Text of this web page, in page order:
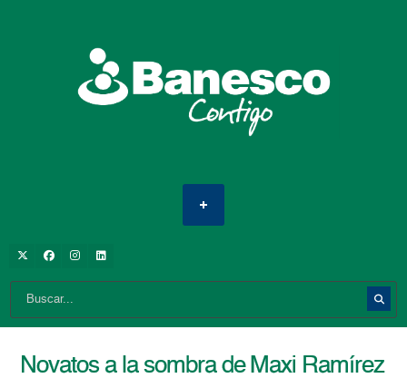
Novatos a la sombra de Maxi Ramírez